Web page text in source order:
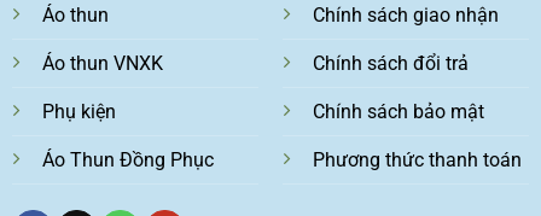
Áo thun
Áo thun VNXK
Phụ kiện
Áo Thun Đồng Phục
Chính sách giao nhận
Chính sách đổi trả
Chính sách bảo mật
Phương thức thanh toán